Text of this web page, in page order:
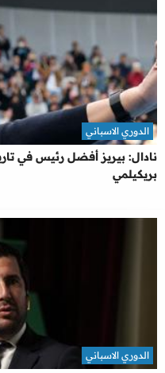
نادال: بيريز أفضل رئيس في
بريكيلمي
الدوري الاسباني
الدوري الاسباني